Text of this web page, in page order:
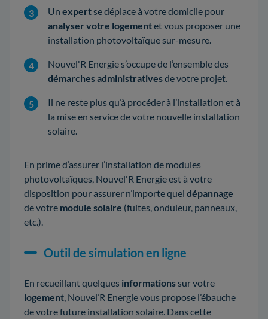
Un expertse déplace à votre domicile pour
analyser votre logementet vous proposer une
installation photovoltaïque sur-mesure.
Nouvel'R Energie s’occupe de l’ensemble des
démarches administrativesde votre projet.
Il ne reste plus qu’à procéder à l’installation et à
la mise en service de votre nouvelle installation
solaire.
En prime d’assurer l’installation de modules
photovoltaïques, Nouvel'R Energie est à votre
disposition pour assurer n’importe quel dépannage
de votre module solaire (fuites, onduleur, panneaux,
etc.).
Outil de simulation en ligne
En recueillant quelques informationssur votre
logement, Nouvel’R Energie vous propose l’ébauche
de votre future installation solaire. Dans cette